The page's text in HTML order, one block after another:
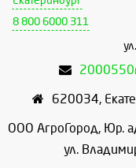
8 800 6000 311
620034,
ООО АгроГород, Юр.
ул.